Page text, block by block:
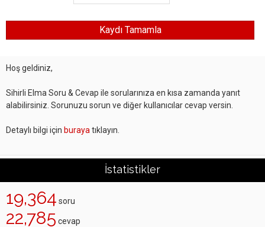
Hoş geldiniz,
Sihirli Elma Soru & Cevap ile sorularınıza en kısa zamanda yanıt
alabilirsiniz. Sorunuzu sorun ve diğer kullanıcılar cevap versin.
Detaylı bilgi için buraya tıklayın.
İstatistikler
19,364 soru
22,785 cevap